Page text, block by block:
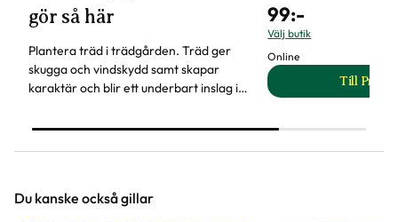
gör så här
Plantera träd i trädgården. Träd ger
skugga och vindskydd samt skapar
karaktär och blir ett underbart inslag i
du ska plantera träd.
99:-
Välj butik
Online
Till
Du kanske också gillar